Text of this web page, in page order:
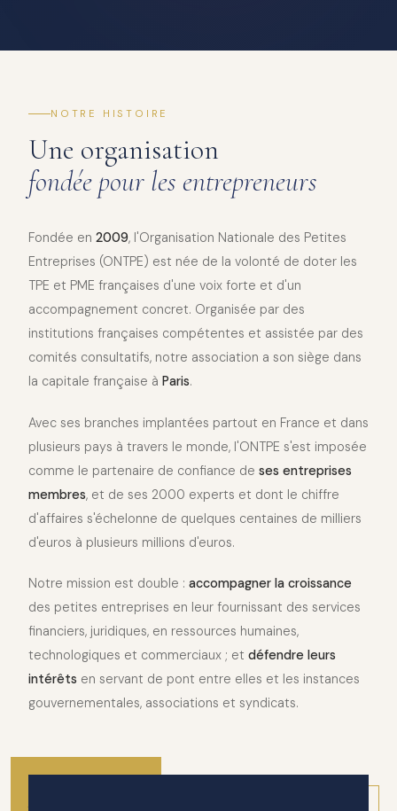
NOTRE HISTOIRE
Une organisation
fondée pour les entrepreneurs
Fondée en 2009, l'Organisation Nationale des Petites
Entreprises (ONTPE) est née de la volonté de doter les
TPE et PME françaises d'une voix forte et d'un
accompagnement concret. Organisée par des
institutions françaises compétentes et assistée par des
comités consultatifs, notre association a son siège dans
la capitale française à Paris.
Avec ses branches implantées partout en France et dans
plusieurs pays à travers le monde, l'ONTPE s'est imposée
comme le partenaire de confiance de ses entreprises
membres, et de ses 2000 experts et dont le chiffre
d'affaires s'échelonne de quelques centaines de milliers
d'euros à plusieurs millions d'euros.
Notre mission est double : accompagner la croissance
des petites entreprises en leur fournissant des services
financiers, juridiques, en ressources humaines,
technologiques et commerciaux ; et défendre leurs
intérêts en servant de pont entre elles et les instances
gouvernementales, associations et syndicats.
2010
ANNÉE DE FONDATION